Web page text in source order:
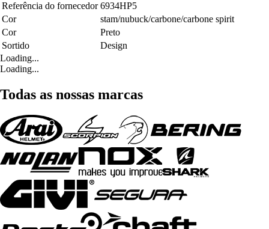
Referência do fornecedor 6934HP5
Cor
stam/nubuck/carbone/carbone spirit
Cor
Preto
Sortido
Design
Loading...
Loading...
Todas as nossas marcas